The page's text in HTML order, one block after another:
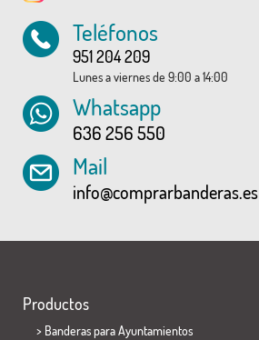
Teléfonos
951 204 209
Lunes a viernes de 9:00 a 14:00
Whatsapp
636 256 550
Mail
info@comprarbanderas.es
Productos
> Banderas para Ayuntamientos